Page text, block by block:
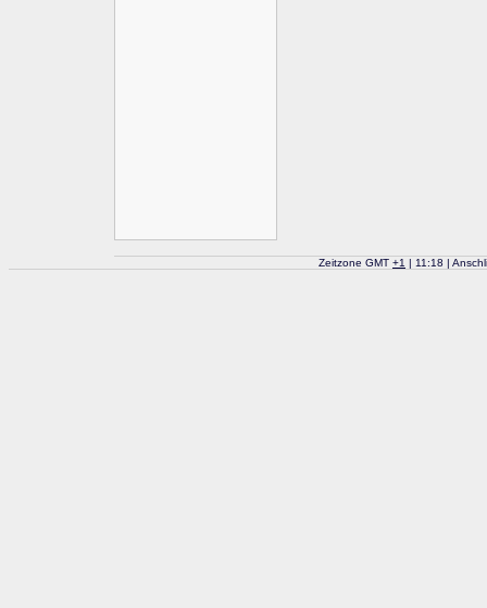
Zeitzone GMT +1 | 11:18 |